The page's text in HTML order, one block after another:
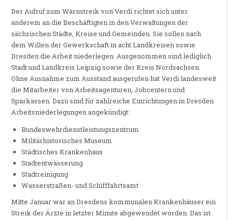
Der Aufruf zum Warnstreik von Verdi richtet sich unter
anderem an die Beschäftigten in den Verwaltungen der
sächsischen Städte, Kreise und Gemeinden. Sie sollen nach
dem Willen der Gewerkschaft in acht Landkreisen sowie
Dresden die Arbeit niederlegen. Ausgenommen sind lediglich
Stadt und Landkreis Leipzig sowie der Kreis Nordsachsen.
Ohne Ausnahme zum Ausstand ausgerufen hat Verdi landesweit
die Mitarbeiter von Arbeitsagenturen, Jobcentern und
Sparkassen. Dazu sind für zahlreiche Einrichtungen in Dresden
Arbeitsniederlegungen angekündigt:
Bundeswehrdienstleistungszentrum
Militärhistorisches Museum
Städtisches Krankenhaus
Stadtentwässerung
Stadtreinigung
Wasserstraßen- und Schifffahrtsamt
Mitte Januar war an Dresdens kommunalen Krankenhäuser ein
Streik der Ärzte in letzter Minute abgewendet worden. Das ist